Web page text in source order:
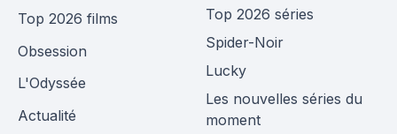
Top 2026 films
Obsession
L'Odyssée
Actualité
Top 2026 séries
Spider-Noir
Lucky
Les nouvelles séries du
moment